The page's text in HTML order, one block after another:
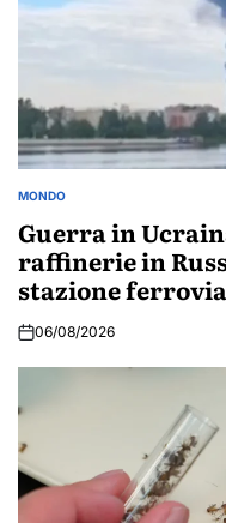
POSTED
MONDO
Guerra in
raffinerie in
stazione
06/08/2026